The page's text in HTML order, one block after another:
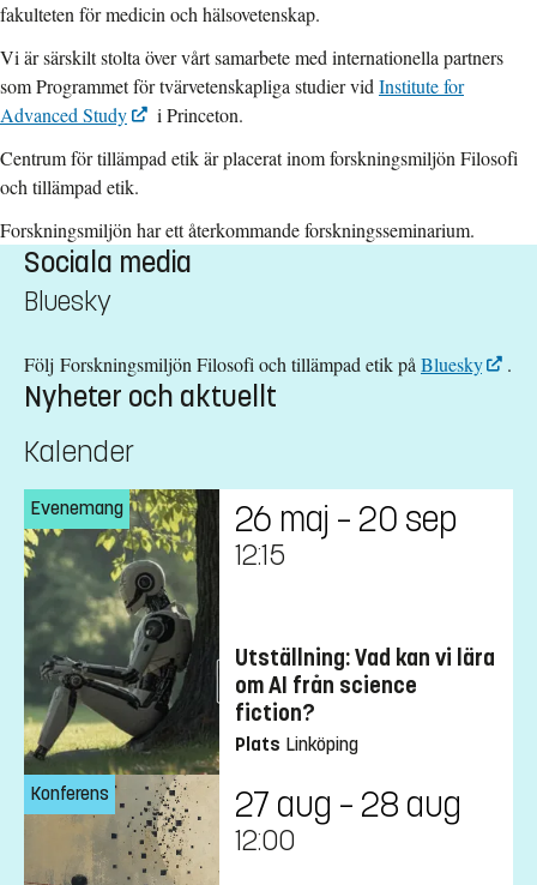
fakulteten för medicin och hälsovetenskap.
Vi är särskilt stolta över vårt samarbete med internationella partners
som Programmet för tvärvetenskapliga studier vidInstitute for
Advanced Study
i Princeton.
Centrum för tillämpad etik är placerat inom forskningsmiljön Filosofi
och tillämpad etik.
Forskningsmiljön har ett återkommande forskningsseminarium.
Sociala media
Bluesky
Följ Forskningsmiljön Filosofi och tillämpad etik på Bluesky .
Nyheter och aktuellt
Kalender
Evenemang 26 maj – 20 sep
12:15
Utställning: Vad kan vi lära
om AI från science
fiction?
Plats Linköping
Konferens 27 aug – 28 aug
12:00